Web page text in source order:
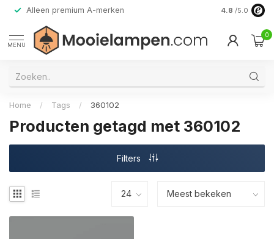
Alleen premium A-merken 4.8 /5.0
MENU
0
Home / Tags / 360102
Producten getagd met 360102
Filters